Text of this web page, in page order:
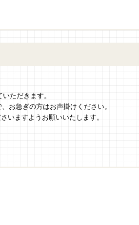
ただきます。
お急ぎの方はお声掛けください。
いますようお願いいたします。